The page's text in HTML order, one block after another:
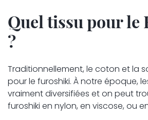
Quel tissu pour le
?
Traditionnellement, le coton et la
pour le furoshiki. À notre époque,
vraiment diversifiées et on peut
furoshiki en nylon, en viscose, ou